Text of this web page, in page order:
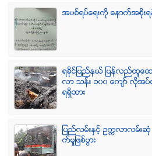
အပစ္ရပ္ေရးကို ေနာက္အစိုးရနဲ႔
ရခုိင္ျပည္နယ္ ျပန္လည္ထူေထာ
လာ သန္း ၁၀၀ ေက်ာ္ လုိအပ္ေ
ရရွိထား
ျပည္လမ္းႏွင့္ ဥကၠလာလမ္းဆုံ
က္မႈျဖစ္ပြား